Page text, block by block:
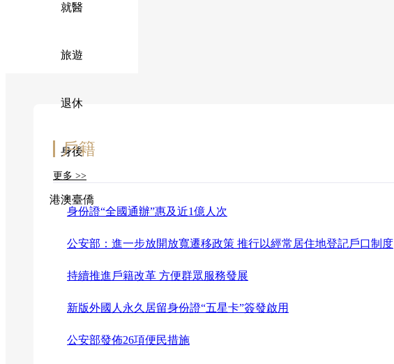
就醫
旅遊
退休
身後
港澳臺僑
戶籍
更多 >>
身份證“全國通辦”惠及近1億人次
公安部：進一步放開放寬遷移政策 推行以經常居住地登記戶口制度
持續推進戶籍改革 方便群眾服務發展
新版外國人永久居留身份證“五星卡”簽發啟用
公安部發佈26項便民措施